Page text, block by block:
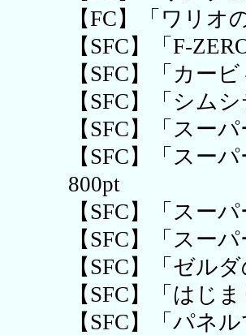
【FC】「ワリオ
【SFC】「F-
【SFC】「カー
【SFC】「シム
【SFC】「スー
【SFC】「スー
800pt
【SFC】「スー
【SFC】「スー
【SFC】「ゼル
【SFC】「はじ
【SFC】「パネ